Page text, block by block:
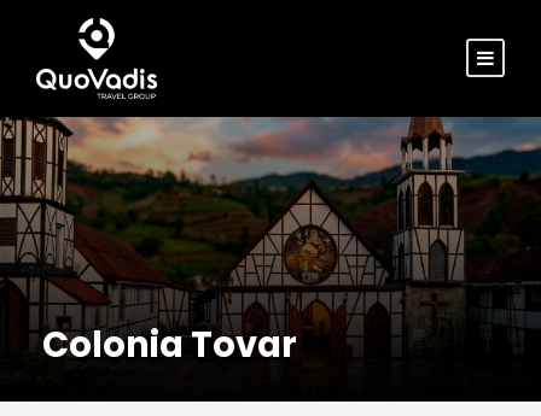
Colonia Tovar